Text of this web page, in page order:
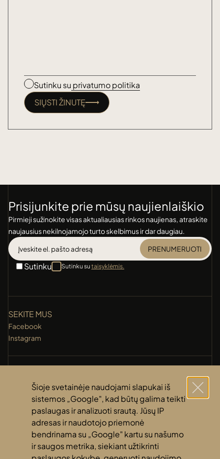
Šioje svetainėje naudojami slapukai iš
sistemos „Google", kad būtų galima teikti
paslaugas ir analizuoti srautą. Jūsų IP
adresas ir naudotojo priemonė
bendrinama su „Google" kartu su našumo
ir saugos metrika, siekiant užtikrinti
Sutinku su privatumo politika
SIŲSTI ŽINUTĘ
Prisijunkite prie mūsų naujienlaiškio
Pirmieji sužinokite visas aktualiausias rinkos naujienas, atraskite
naujausius nekilnojamojo turto skelbimus ir dar daugiau.
PRENUMERUOTI
Sutinku Sutinku su taisyklėmis.
SEKITE MUS
Facebook
Instagram
+370 (631) 14 118
info@amberti.lt
NUORODOS
Privatumo politika
Slapukų politika